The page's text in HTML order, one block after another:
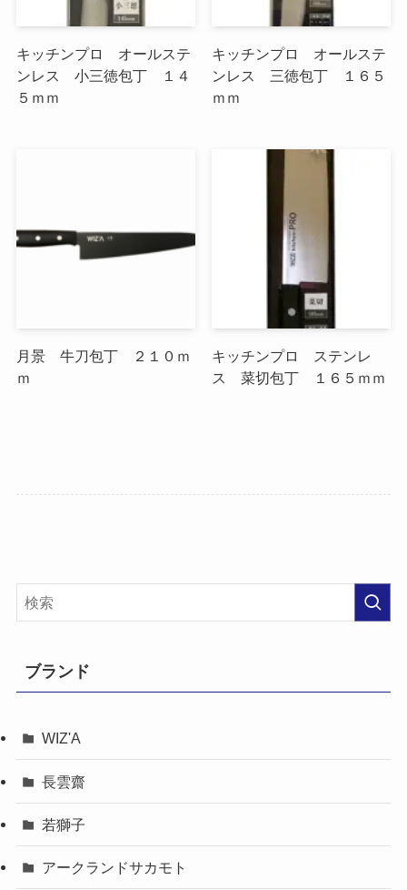
キッチンプロ オールステ
ンレス 小三徳包丁 １４
５ｍｍ
キッチンプロ オールステ
ンレス 三徳包丁 １６５
ｍｍ
月景 牛刀包丁 ２１０ｍ
ｍ
キッチンプロ ステンレ
ス 菜切包丁 １６５ｍｍ
ブランド
WIZ'A
長雲齋
若獅子
アークランドサカモト